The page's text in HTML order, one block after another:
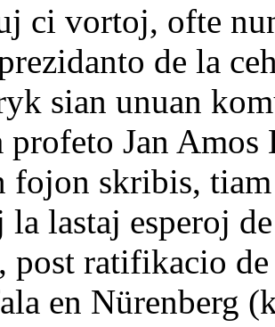
ci vortoj, ofte
de la
sian unuan
profeto Jan
fojon skribis,
la lastaj esperoj
post ratifikacio
en Nürenberg